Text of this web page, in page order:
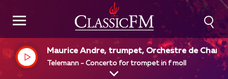
Maurice Andre, trumpet, Orchestre de
e de Rouen, Albert Beaucamp, dir
Telemann - Concerto for trompet in f moll